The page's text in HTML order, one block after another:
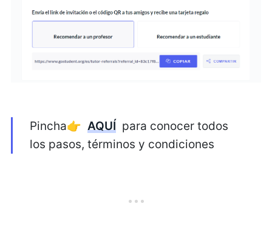
Pincha👉AQUÍ para conocer todos
los pasos, términos y condiciones